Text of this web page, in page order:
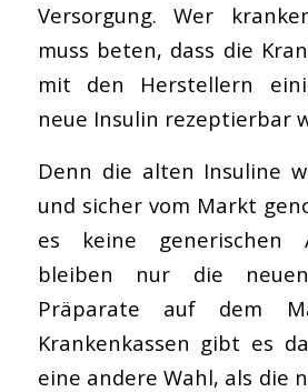
Versorgung. Wer
muss beten, dass die
mit den Herstellern
neue Insulin rezeptierbar
Denn die alten Insuline
und sicher vom Markt
es keine generischen
bleiben nur die
Präparate auf dem
Krankenkassen gibt es
eine andere Wahl, als die